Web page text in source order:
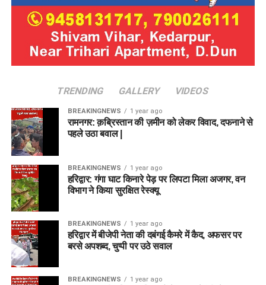
TRENDING GALLERY VIDEOS
BREAKINGNEWS 1 year ago
रामनगर: क़ब्रिस्तान की ज़मीन को लेकर विवाद, दफनाने से
पहले उठा बवाल |
BREAKINGNEWS 1 year ago
हरिद्वार: गंगा घाट किनारे पेड़ पर लिपटा मिला अजगर, वन
विभाग ने किया सुरक्षित रेस्क्यू
BREAKINGNEWS 1 year ago
हरिद्वार में बीजेपी नेता की दबंगई कैमरे में कैद, अफसर पर
बरसे अपशब्द, चुप्पी पर उठे सवाल
BREAKINGNEWS 1 year ago